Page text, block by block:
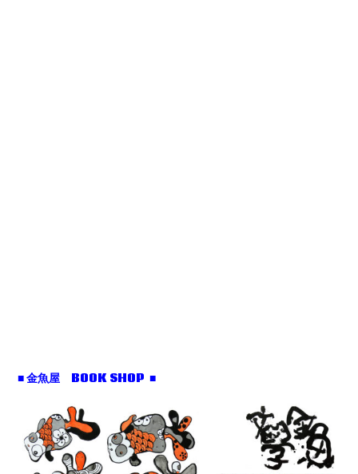
■ 金魚屋 BOOK SHOP ■